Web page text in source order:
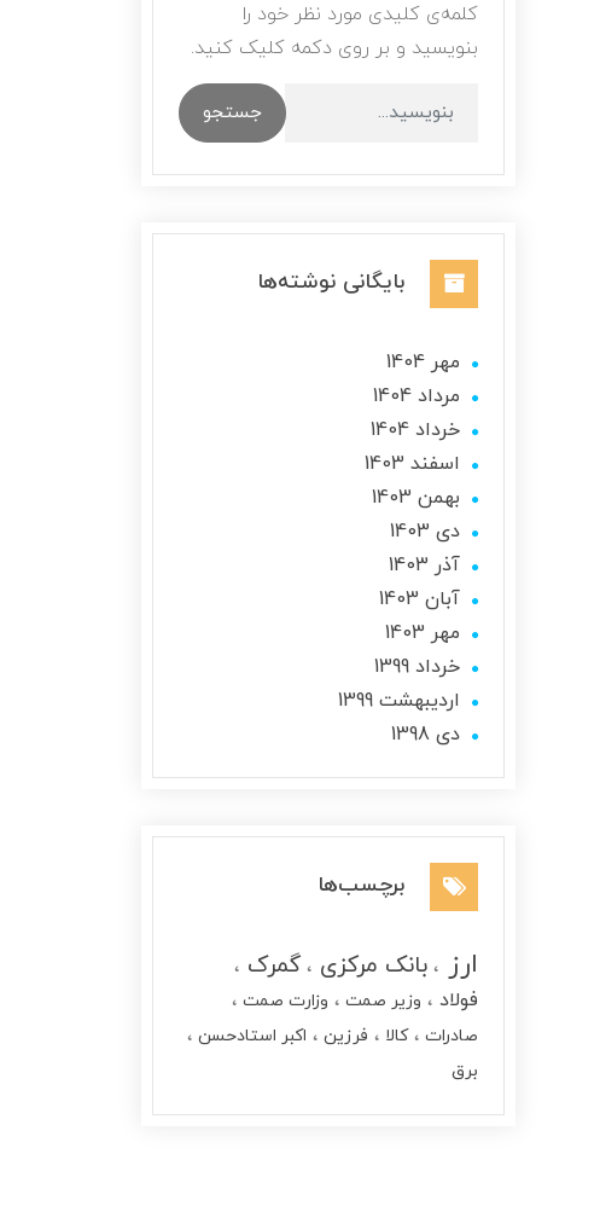
کلمه‌ی کلیدی مورد نظر خود را
بنویسید و بر روی دکمه کلیک کنید.
جستجو
بایگانی نوشته‌ها
مهر 1404
مرداد 1404
خرداد 1404
اسفند 1403
بهمن 1403
دی 1403
آذر 1403
آبان 1403
مهر 1403
خرداد 1399
ارديبهشت 1399
دی 1398
برچسب‌ها
ارز بانک مرکزی گمرک
فولاد وزیر صمت
وزارت صمت
صادرات
کالا فرزین
اکبر استادحسن
برق